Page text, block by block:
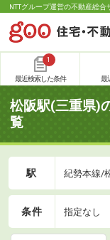
NTTグループ運営の不動産総合
1
最近検索した条件 最
松阪駅(三重県)
覧
駅 紀勢本線/
条件 指定なし